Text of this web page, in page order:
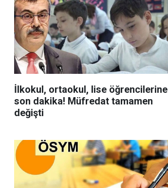
İlkokul, ortaokul, lise öğrencilerine
son dakika! Müfredat tamamen
değişti